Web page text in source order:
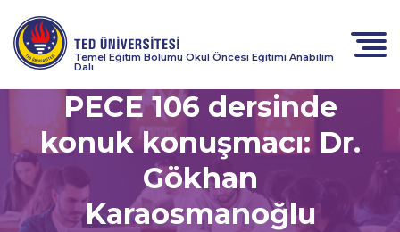
Temel Eğitim Bölümü Okul Öncesi Eğitimi Anabilim
Dalı
PECE 106 dersinde
konuk konuşmacı: Dr.
Gökhan
Karaosmanoğlu